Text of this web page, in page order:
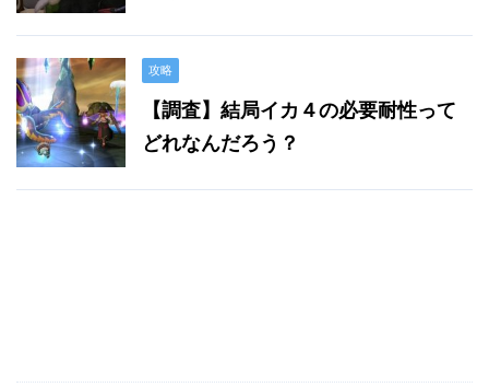
攻略
【調査】結局イカ４の必要耐性って
どれなんだろう？